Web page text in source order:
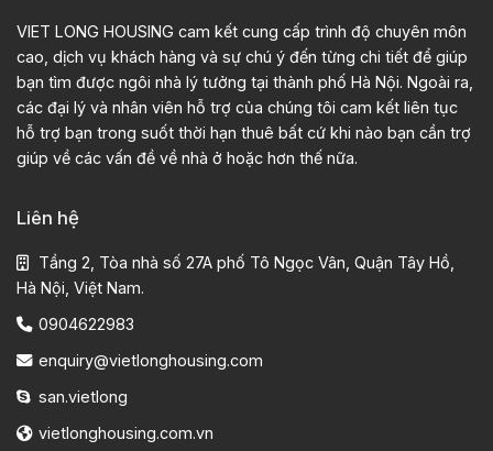
VIET LONG HOUSING cam kết cung cấp trình độ chuyên môn
cao, dịch vụ khách hàng và sự chú ý đến từng chi tiết để giúp
bạn tìm được ngôi nhà lý tưởng tại thành phố Hà Nội. Ngoài ra,
các đại lý và nhân viên hỗ trợ của chúng tôi cam kết liên tục
hỗ trợ bạn trong suốt thời hạn thuê bất cứ khi nào bạn cần trợ
giúp về các vấn đề về nhà ở hoặc hơn thế nữa.
Liên hệ
Tầng 2, Tòa nhà số 27A phố Tô Ngọc Vân, Quận Tây Hồ,
Hà Nội, Việt Nam.
0904622983
enquiry@vietlonghousing.com
san.vietlong
vietlonghousing.com.vn